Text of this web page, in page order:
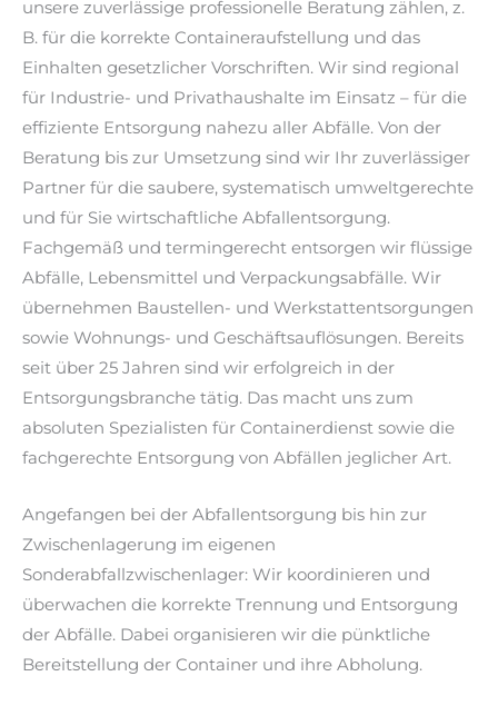
unsere zuverlässige professionelle Beratung zählen, z.
B. für die korrekte Containeraufstellung und das
Einhalten gesetzlicher Vorschriften. Wir sind regional
für Industrie- und Privathaushalte im Einsatz – für die
effiziente Entsorgung nahezu aller Abfälle. Von der
Beratung bis zur Umsetzung sind wir Ihr zuverlässiger
Partner für die saubere, systematisch umweltgerechte
und für Sie wirtschaftliche Abfallentsorgung.
Fachgemäß und termingerecht entsorgen wir flüssige
Abfälle, Lebensmittel und Verpackungsabfälle. Wir
übernehmen Baustellen- und Werkstattentsorgungen
sowie Wohnungs- und Geschäftsauflösungen. Bereits
seit über 25 Jahren sind wir erfolgreich in der
Entsorgungsbranche tätig. Das macht uns zum
absoluten Spezialisten für Containerdienst sowie die
fachgerechte Entsorgung von Abfällen jeglicher Art.
Angefangen bei der Abfallentsorgung bis hin zur
Zwischenlagerung im eigenen
Sonderabfallzwischenlager: Wir koordinieren und
überwachen die korrekte Trennung und Entsorgung
der Abfälle. Dabei organisieren wir die pünktliche
Bereitstellung der Container und ihre Abholung.